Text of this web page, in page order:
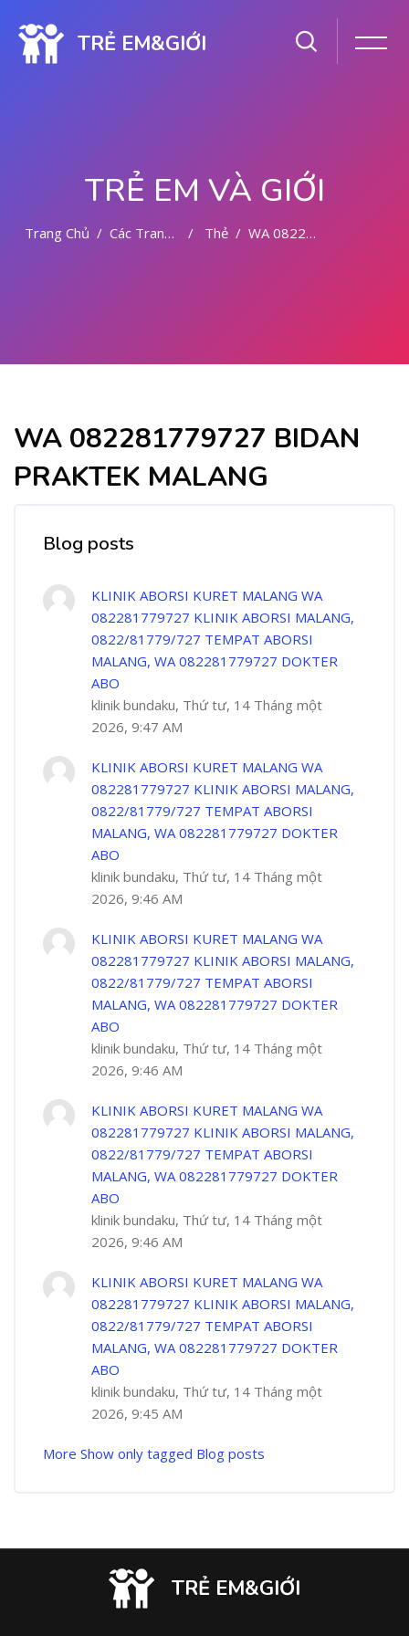
TRẺ EM&GIỚI
TRẺ EM VÀ GIỚI
Trang Chủ Các Trang Của Hệ Thống Thẻ WA 082281779727 BIDAN PRAKTEK MALANG
WA 082281779727 BIDAN
PRAKTEK MALANG
Blog posts
KLINIK ABORSI KURET MALANG WA
082281779727 KLINIK ABORSI MALANG,
0822/81779/727 TEMPAT ABORSI
MALANG, WA 082281779727 DOKTER
ABO
klinik bundaku, Thứ tư, 14 Tháng một
2026, 9:47 AM
KLINIK ABORSI KURET MALANG WA
082281779727 KLINIK ABORSI MALANG,
0822/81779/727 TEMPAT ABORSI
MALANG, WA 082281779727 DOKTER
ABO
klinik bundaku, Thứ tư, 14 Tháng một
2026, 9:46 AM
KLINIK ABORSI KURET MALANG WA
082281779727 KLINIK ABORSI MALANG,
0822/81779/727 TEMPAT ABORSI
MALANG, WA 082281779727 DOKTER
ABO
klinik bundaku, Thứ tư, 14 Tháng một
2026, 9:46 AM
KLINIK ABORSI KURET MALANG WA
082281779727 KLINIK ABORSI MALANG,
0822/81779/727 TEMPAT ABORSI
MALANG, WA 082281779727 DOKTER
ABO
klinik bundaku, Thứ tư, 14 Tháng một
2026, 9:46 AM
KLINIK ABORSI KURET MALANG WA
082281779727 KLINIK ABORSI MALANG,
0822/81779/727 TEMPAT ABORSI
MALANG, WA 082281779727 DOKTER
ABO
klinik bundaku, Thứ tư, 14 Tháng một
2026, 9:45 AM
More Show only tagged Blog posts
TRẺ EM&GIỚI